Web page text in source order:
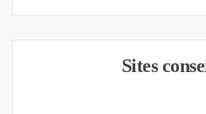
Sites